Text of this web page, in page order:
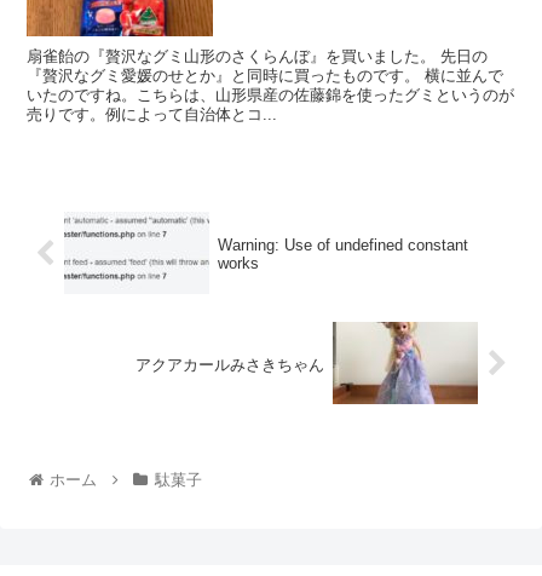
扇雀飴の『贅沢なグミ山形のさくらんぼ』を買いました。 先日の
『贅沢なグミ愛媛のせとか』と同時に買ったものです。 横に並んで
いたのですね。こちらは、山形県産の佐藤錦を使ったグミというのが
売りです。例によって自治体とコ...
Warning: Use of undefined constant
works
アクアカールみさきちゃん
ホーム 駄菓子